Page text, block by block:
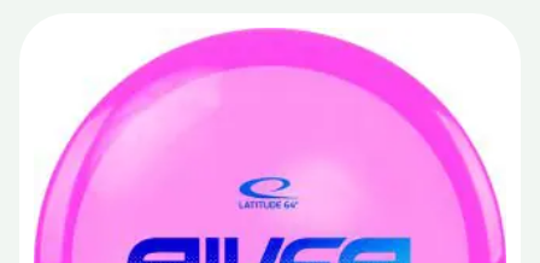
product
heeft
meerdere
variaties.
Deze